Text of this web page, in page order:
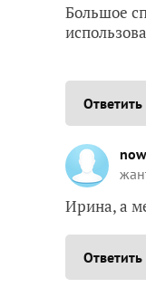
Большое
Ответить
Ирина, а
Ответить